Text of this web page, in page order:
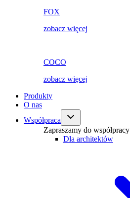
FOX
zobacz więcej
COCO
zobacz więcej
Produkty
O nas
Współpraca
Zapraszamy do współpracy
Dla architektów